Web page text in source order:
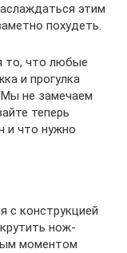
этим
похудеть.
то, что любые
и прогулка
не замечаем
теперь
и что нужно
с конструкцией
нож-
моментом